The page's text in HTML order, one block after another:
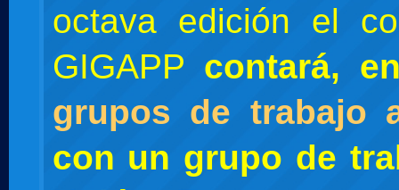
octava edición el
GIGAPP contará,
grupos de trabajo
con un grupo de